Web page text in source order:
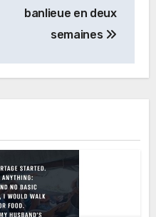
banlieue en deux
semaines